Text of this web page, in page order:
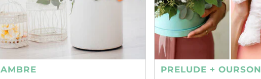
AMBRE PRELUDE + OURSON